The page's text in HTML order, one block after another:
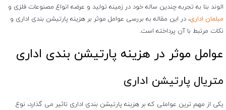
الوند بنا به تجربه چندین ساله خود در زمینه تولید و عرضه انواع مصنوعات فلزی و
مبلمان اداری، در این مقاله به بررسی عوامل موثر بر هزینه پارتیشن بندی اداری و
نکات مرتبط با آن پرداخته است.
عوامل موثر در هزینه پارتیشن بندی اداری
متریال پارتیشن اداری
یکی از مهم ‌ترین عواملی که بر هزینه پارتیشن بندی اداری تاثیر می‌ گذارد، نوع